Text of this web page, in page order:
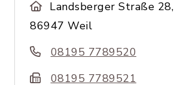
Landsberger Straße 28,
86947 Weil
08195 7789520
08195 7789521